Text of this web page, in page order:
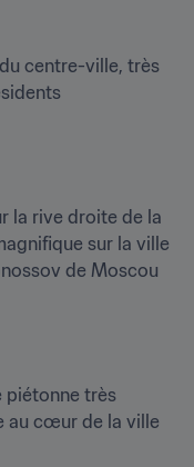
centre-ville, très
la rive droite de la
sur la ville
de Moscou
piétonne très
au cœur de la ville